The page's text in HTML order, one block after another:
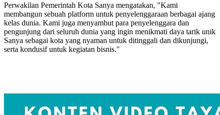
Perwakilan Pemerintah Kota Sanya mengatakan, "Kami
membangun sebuah platform untuk penyelenggaraan berbagai ajang
kelas dunia. Kami juga menyambut para penyelenggara dan
pengunjung dari seluruh dunia yang ingin menikmati daya tarik unik
Sanya sebagai kota yang nyaman untuk ditinggali dan dikunjungi,
serta kondusif untuk kegiatan bisnis."